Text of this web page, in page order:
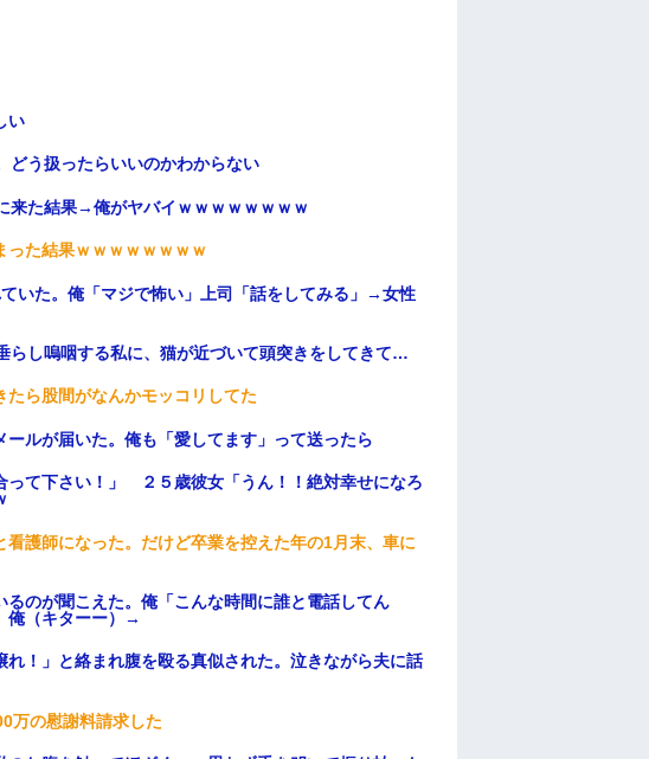
い
どう扱ったらいいのかわからない
来た結果→俺がヤバイｗｗｗｗｗｗｗｗ
った結果ｗｗｗｗｗｗｗｗ
いた。俺「マジで怖い」上司「話をしてみる」→女性
らし嗚咽する私に、猫が近づいて頭突きをしてきて…
ら股間がなんかモッコリしてた
ルが届いた。俺も「愛してます」って送ったら
って下さい！」 ２５歳彼女「うん！！絶対幸せになろ
護師になった。だけど卒業を控えた年の1月末、車に
のが聞こえた。俺「こんな時間に誰と電話してん
俺（キターー）→
！」と絡まれ腹を殴る真似された。泣きながら夫に話
万の慰謝料請求した